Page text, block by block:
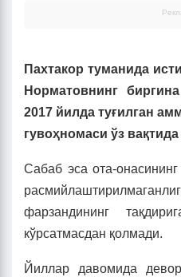
Пахтакор туманида
Норматовнинг
2017 йилда туғилган
гувоҳномаси ўз
Сабаб эса ота-
фарзандининг
кўрсатмасдан қолмади.
Йиллар давомида